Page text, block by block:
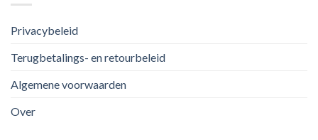
Privacybeleid
Terugbetalings- en retourbeleid
Algemene voorwaarden
Over